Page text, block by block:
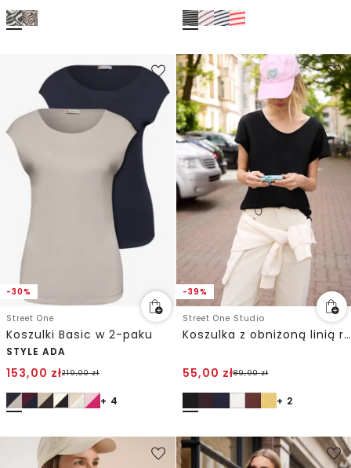
-30%
Street One
Koszulki Basic w 2-paku
STYLE ADA
153,00 zł219,00zł
+ 4
-39%
Street One Studio
Koszulka z obniżoną linią ramion z jerseyu
55,00 zł89,90zł
+ 2